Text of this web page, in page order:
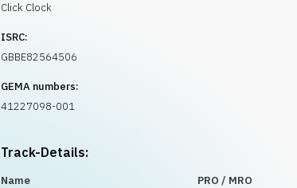
Click Clock
ISRC:
GBBE82564506
GEMA numbers:
41227098-001
Track-Details:
Name PRO / MRO